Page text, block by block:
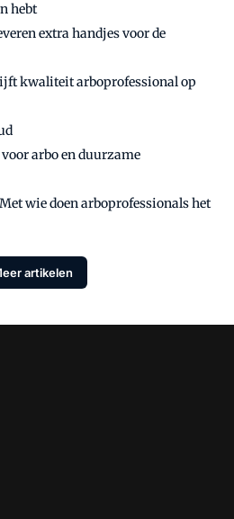
hebt
extra handjes voor de
kwaliteit arboprofessional op
arbo en duurzame
wie doen arboprofessionals het
artikelen